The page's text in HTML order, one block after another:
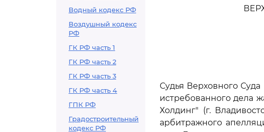
Водный кодекс РФ
Воздушный кодекс
РФ
ГК РФ часть 1
ГК РФ часть 2
ГК РФ часть 3
ГК РФ часть 4
ГПК РФ
Градостроительный
кодекс РФ
Судья Верховного
истребованного дела
Холдинг" (г.
арбитражного